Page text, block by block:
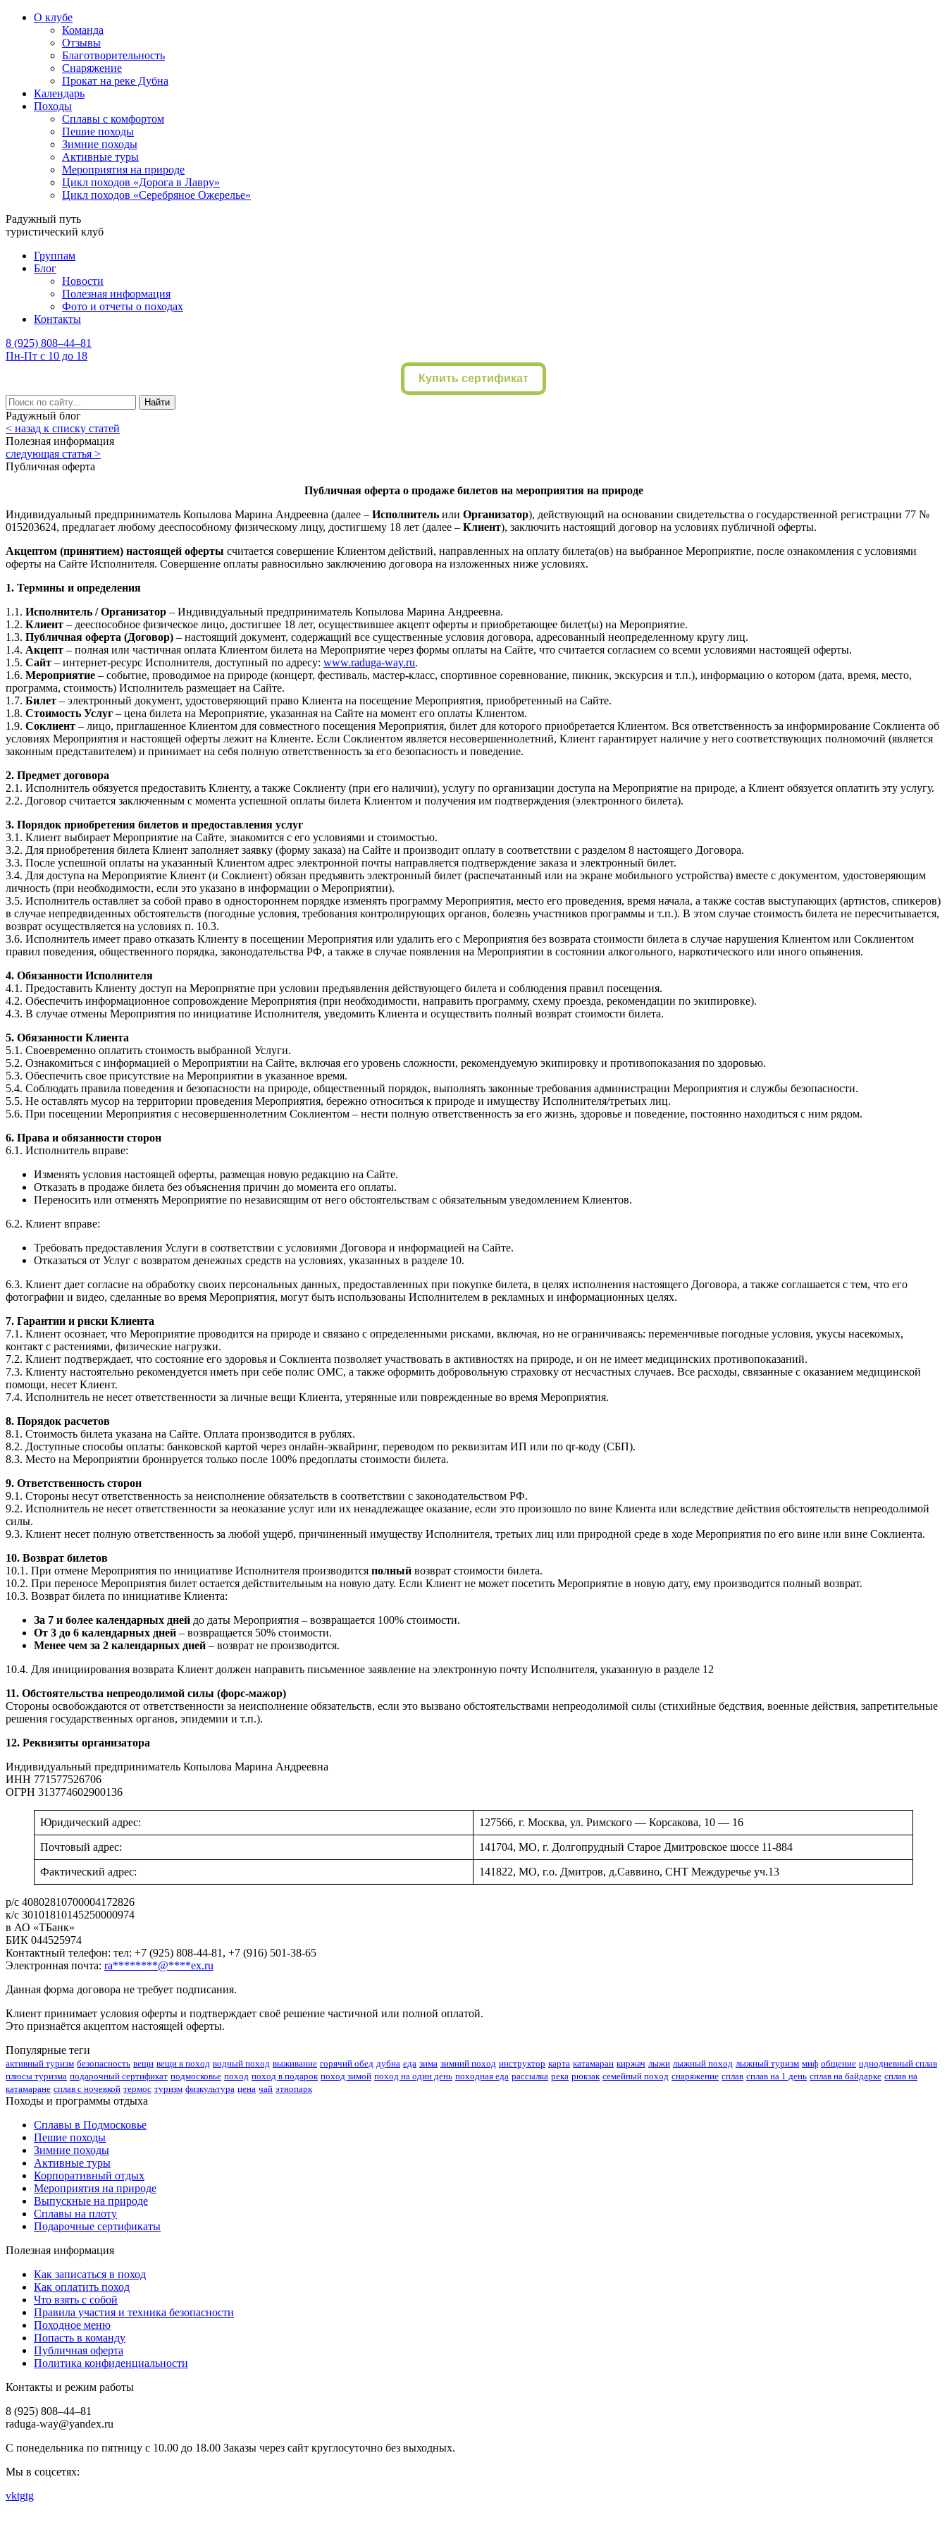
О клубе
Команда
Отзывы
Благотворительность
Снаряжение
Прокат на реке Дубна
Календарь
Походы
Сплавы с комфортом
Пешие походы
Зимние походы
Активные туры
Мероприятия на природе
Цикл походов «Дорога в Лавру»
Цикл походов «Серебряное Ожерелье»
Радужный путь
туристический клуб
Группам
Блог
Новости
Полезная информация
Фото и отчеты о походах
Контакты
8 (925) 808–44–81
Пн-Пт с 10 до 18
Купить сертификат
Найти
Радужный блог
< назад к списку статей
Полезная информация
следующая статья >
Публичная оферта
Публичная оферта о продаже билетов на мероприятия на природе
Индивидуальный предприниматель Копылова Марина Андреевна (далее – Исполнитель или Организатор), действующий на основании свидетельства о государственной регистрации 77 №
015203624, предлагает любому дееспособному физическому лицу, достигшему 18 лет (далее – Клиент), заключить настоящий договор на условиях публичной оферты.
Акцептом (принятием) настоящей оферты считается совершение Клиентом действий, направленных на оплату билета(ов) на выбранное Мероприятие, после ознакомления с условиями
оферты на Сайте Исполнителя. Совершение оплаты равносильно заключению договора на изложенных ниже условиях.
1. Термины и определения
1.1. Исполнитель / Организатор – Индивидуальный предприниматель Копылова Марина Андреевна.
1.2. Клиент – дееспособное физическое лицо, достигшее 18 лет, осуществившее акцепт оферты и приобретающее билет(ы) на Мероприятие.
1.3. Публичная оферта (Договор) – настоящий документ, содержащий все существенные условия договора, адресованный неопределенному кругу лиц.
1.4. Акцепт – полная или частичная оплата Клиентом билета на Мероприятие через формы оплаты на Сайте, что считается согласием со всеми условиями настоящей оферты.
1.5. Сайт – интернет-ресурс Исполнителя, доступный по адресу: www.raduga-way.ru.
1.6. Мероприятие – событие, проводимое на природе (концерт, фестиваль, мастер-класс, спортивное соревнование, пикник, экскурсия и т.п.), информацию о котором (дата, время, место,
программа, стоимость) Исполнитель размещает на Сайте.
1.7. Билет – электронный документ, удостоверяющий право Клиента на посещение Мероприятия, приобретенный на Сайте.
1.8. Стоимость Услуг – цена билета на Мероприятие, указанная на Сайте на момент его оплаты Клиентом.
1.9. Соклиент – лицо, приглашенное Клиентом для совместного посещения Мероприятия, билет для которого приобретается Клиентом. Вся ответственность за информирование Соклиента об
условиях Мероприятия и настоящей оферты лежит на Клиенте. Если Соклиентом является несовершеннолетний, Клиент гарантирует наличие у него соответствующих полномочий (является
законным представителем) и принимает на себя полную ответственность за его безопасность и поведение.
2. Предмет договора
2.1. Исполнитель обязуется предоставить Клиенту, а также Соклиенту (при его наличии), услугу по организации доступа на Мероприятие на природе, а Клиент обязуется оплатить эту услугу.
2.2. Договор считается заключенным с момента успешной оплаты билета Клиентом и получения им подтверждения (электронного билета).
3. Порядок приобретения билетов и предоставления услуг
3.1. Клиент выбирает Мероприятие на Сайте, знакомится с его условиями и стоимостью.
3.2. Для приобретения билета Клиент заполняет заявку (форму заказа) на Сайте и производит оплату в соответствии с разделом 8 настоящего Договора.
3.3. После успешной оплаты на указанный Клиентом адрес электронной почты направляется подтверждение заказа и электронный билет.
3.4. Для доступа на Мероприятие Клиент (и Соклиент) обязан предъявить электронный билет (распечатанный или на экране мобильного устройства) вместе с документом, удостоверяющим
личность (при необходимости, если это указано в информации о Мероприятии).
3.5. Исполнитель оставляет за собой право в одностороннем порядке изменять программу Мероприятия, место его проведения, время начала, а также состав выступающих (артистов, спикеров)
в случае непредвиденных обстоятельств (погодные условия, требования контролирующих органов, болезнь участников программы и т.п.). В этом случае стоимость билета не пересчитывается,
возврат осуществляется на условиях п. 10.3.
3.6. Исполнитель имеет право отказать Клиенту в посещении Мероприятия или удалить его с Мероприятия без возврата стоимости билета в случае нарушения Клиентом или Соклиентом
правил поведения, общественного порядка, законодательства РФ, а также в случае появления на Мероприятии в состоянии алкогольного, наркотического или иного опьянения.
4. Обязанности Исполнителя
4.1. Предоставить Клиенту доступ на Мероприятие при условии предъявления действующего билета и соблюдения правил посещения.
4.2. Обеспечить информационное сопровождение Мероприятия (при необходимости, направить программу, схему проезда, рекомендации по экипировке).
4.3. В случае отмены Мероприятия по инициативе Исполнителя, уведомить Клиента и осуществить полный возврат стоимости билета.
5. Обязанности Клиента
5.1. Своевременно оплатить стоимость выбранной Услуги.
5.2. Ознакомиться с информацией о Мероприятии на Сайте, включая его уровень сложности, рекомендуемую экипировку и противопоказания по здоровью.
5.3. Обеспечить свое присутствие на Мероприятии в указанное время.
5.4. Соблюдать правила поведения и безопасности на природе, общественный порядок, выполнять законные требования администрации Мероприятия и службы безопасности.
5.5. Не оставлять мусор на территории проведения Мероприятия, бережно относиться к природе и имуществу Исполнителя/третьих лиц.
5.6. При посещении Мероприятия с несовершеннолетним Соклиентом – нести полную ответственность за его жизнь, здоровье и поведение, постоянно находиться с ним рядом.
6. Права и обязанности сторон
6.1. Исполнитель вправе:
Изменять условия настоящей оферты, размещая новую редакцию на Сайте.
Отказать в продаже билета без объяснения причин до момента его оплаты.
Переносить или отменять Мероприятие по независящим от него обстоятельствам с обязательным уведомлением Клиентов.
6.2. Клиент вправе:
Требовать предоставления Услуги в соответствии с условиями Договора и информацией на Сайте.
Отказаться от Услуг с возвратом денежных средств на условиях, указанных в разделе 10.
6.3. Клиент дает согласие на обработку своих персональных данных, предоставленных при покупке билета, в целях исполнения настоящего Договора, а также соглашается с тем, что его
фотографии и видео, сделанные во время Мероприятия, могут быть использованы Исполнителем в рекламных и информационных целях.
7. Гарантии и риски Клиента
7.1. Клиент осознает, что Мероприятие проводится на природе и связано с определенными рисками, включая, но не ограничиваясь: переменчивые погодные условия, укусы насекомых,
контакт с растениями, физические нагрузки.
7.2. Клиент подтверждает, что состояние его здоровья и Соклиента позволяет участвовать в активностях на природе, и он не имеет медицинских противопоказаний.
7.3. Клиенту настоятельно рекомендуется иметь при себе полис ОМС, а также оформить добровольную страховку от несчастных случаев. Все расходы, связанные с оказанием медицинской
помощи, несет Клиент.
7.4. Исполнитель не несет ответственности за личные вещи Клиента, утерянные или поврежденные во время Мероприятия.
8. Порядок расчетов
8.1. Стоимость билета указана на Сайте. Оплата производится в рублях.
8.2. Доступные способы оплаты: банковской картой через онлайн-эквайринг, переводом по реквизитам ИП или по qr-коду (СБП).
8.3. Место на Мероприятии бронируется только после 100% предоплаты стоимости билета.
9. Ответственность сторон
9.1. Стороны несут ответственность за неисполнение обязательств в соответствии с законодательством РФ.
9.2. Исполнитель не несет ответственности за неоказание услуг или их ненадлежащее оказание, если это произошло по вине Клиента или вследствие действия обстоятельств непреодолимой
силы.
9.3. Клиент несет полную ответственность за любой ущерб, причиненный имуществу Исполнителя, третьих лиц или природной среде в ходе Мероприятия по его вине или вине Соклиента.
10. Возврат билетов
10.1. При отмене Мероприятия по инициативе Исполнителя производится полный возврат стоимости билета.
10.2. При переносе Мероприятия билет остается действительным на новую дату. Если Клиент не может посетить Мероприятие в новую дату, ему производится полный возврат.
10.3. Возврат билета по инициативе Клиента:
За 7 и более календарных дней до даты Мероприятия – возвращается 100% стоимости.
От 3 до 6 календарных дней – возвращается 50% стоимости.
Менее чем за 2 календарных дней – возврат не производится.
10.4. Для инициирования возврата Клиент должен направить письменное заявление на электронную почту Исполнителя, указанную в разделе 12
11. Обстоятельства непреодолимой силы (форс-мажор)
Стороны освобождаются от ответственности за неисполнение обязательств, если это вызвано обстоятельствами непреодолимой силы (стихийные бедствия, военные действия, запретительные
решения государственных органов, эпидемии и т.п.).
12. Реквизиты организатора
Индивидуальный предприниматель Копылова Марина Андреевна
ИНН 771577526706
ОГРН 313774602900136
Юридический адрес: 127566, г. Москва, ул. Римского — Корсакова, 10 — 16
Почтовый адрес: 141704, МО, г. Долгопрудный Старое Дмитровское шоссе 11-884
Фактический адрес: 141822, МО, г.о. Дмитров, д.Саввино, СНТ Междуречье уч.13
р/с 40802810700004172826
к/с 30101810145250000974
в АО «ТБанк»
БИК 044525974
Контактный телефон: тел: +7 (925) 808-44-81, +7 (916) 501-38-65
Электронная почта: ra********@****ex.ru
Данная форма договора не требует подписания.
Клиент принимает условия оферты и подтверждает своё решение частичной или полной оплатой.
Это признаётся акцептом настоящей оферты.
Популярные теги
активный туризм безопасность вещи вещи в поход водный поход выживание горячий обед дубна еда зима зимний поход инструктор карта катамаран киржач лыжи лыжный поход лыжный туризм миф общение однодневный сплав
плюсы туризма подарочный сертификат подмосковье поход поход в подарок поход зимой поход на один день походная еда рассылка река рюкзак семейный поход снаряжение сплав сплав на 1 день сплав на байдарке сплав на
катамаране сплав с ночевкой термос туризм физкультура цена чай этнопарк
Походы и программы отдыха
Сплавы в Подмосковье
Пешие походы
Зимние походы
Активные туры
Корпоративный отдых
Мероприятия на природе
Выпускные на природе
Сплавы на плоту
Подарочные сертификаты
Полезная информация
Как записаться в поход
Как оплатить поход
Что взять с собой
Правила участия и техника безопасности
Походное меню
Попасть в команду
Публичная оферта
Политика конфиденциальности
Контакты и режим работы
8 (925) 808–44–81
raduga-way@yandex.ru
С понедельника по пятницу с 10.00 до 18.00 Заказы через сайт круглосуточно без выходных.
Мы в соцсетях:
vktgtg